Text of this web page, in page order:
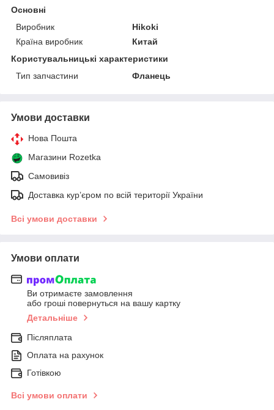
Основні
Виробник
Hikoki
Країна виробник
Китай
Користувальницькі характеристики
Тип запчастини
Фланець
Умови доставки
Нова Пошта
Магазини Rozetka
Самовивіз
Доставка кур’єром по всій території України
Всі умови доставки
Умови оплати
Ви отримаєте замовлення
або гроші повернуться на вашу картку
Детальніше
Післяплата
Оплата на рахунок
Готівкою
Всі умови оплати